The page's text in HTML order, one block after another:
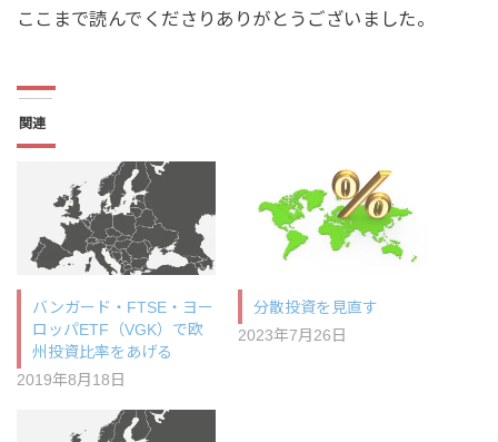
ここまで読んでくださりありがとうございました。
関連
バンガード・FTSE・ヨー
ロッパETF（VGK）で欧
州投資比率をあげる
2019年8月18日
分散投資を見直す
2023年7月26日